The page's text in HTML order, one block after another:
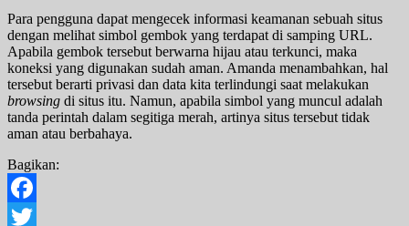
Para pengguna dapat mengecek informasi keamanan sebuah situs
dengan melihat simbol gembok yang terdapat di samping URL.
Apabila gembok tersebut berwarna hijau atau terkunci, maka
koneksi yang digunakan sudah aman. Amanda menambahkan, hal
tersebut berarti privasi dan data kita terlindungi saat melakukan
browsing di situs itu. Namun, apabila simbol yang muncul adalah
tanda perintah dalam segitiga merah, artinya situs tersebut tidak
aman atau berbahaya.
Bagikan:
Facebook